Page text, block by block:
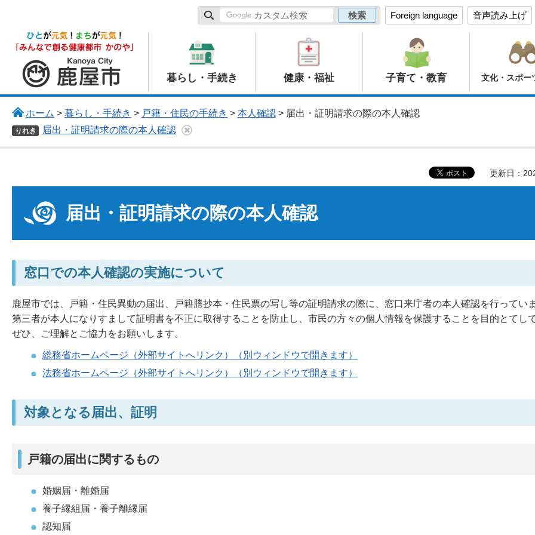
Foreign language 音声読み上げ
鹿屋市
暮らし・手続き 健康・福祉 子育て・教育 文化・スポー
ホーム > 暮らし・手続き > 戸籍・住民の手続き > 本人確認> 届出・証明請求の際の本人確認
りれき 届出・証明請求の際の本人確認
更新日：
届出・証明請求の際の本人確認
窓口での本人確認の実施について
鹿屋市では、戸籍・住民異動の届出、戸籍謄抄本・住民票の写し等の証明請求の際に、窓口来庁者の本人確認を行ってい
第三者が本人になりすまして証明書を不正に取得することを防止し、市民の方々の個人情報を保護することを目的とてし
ぜひ、ご理解とご協力をお願いします。
総務省ホームページ（外部サイトへリンク）（別ウィンドウで開きます）
法務省ホームページ（外部サイトへリンク）（別ウィンドウで開きます）
対象となる届出、証明
戸籍の届出に関するもの
婚姻届・離婚届
養子縁組届・養子離縁届
認知届